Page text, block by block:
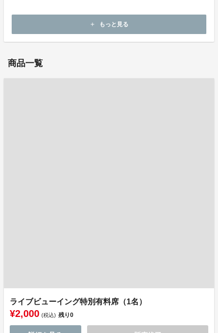
add もっと見る
商品一覧
ライブビューイング特別有料席（1名）
¥2,000 (税込) 残り0